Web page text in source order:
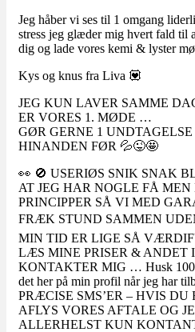
Jeg håber vi ses til 1 omgang
stress jeg glæder mig hvert fald til
dig og lade vores kemi & lyster
Kys og knus fra Liva 💟
JEG KUN LAVER SAMME
ER VORES 1. MØDE …
GØR GERNE 1
HINANDEN FØR 💦😜🤩
👀 🚫 USERIØS SNIK SNAK
AT JEG HAR NOGLE FÅ MEN
PRINCIPPER SÅ VI MED
FRÆK STUND SAMMEN
MIN TID ER LIGE SÅ
LÆS MINE PRISER & ANDET
KONTAKTER MIG … Husk
det her på min profil når jeg har
PRÆCISE SMS’ER – HVIS
AFLYS VORES AFTALE OG
ALLERHELST KUN